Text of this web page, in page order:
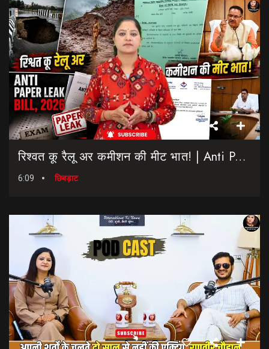
रिश्वत कू रैलू अर कमीशन की मीट भात! | Anti Paper Leak Bill 2026 | Saptahik Chhiprat
6:09 छिबड़ाट